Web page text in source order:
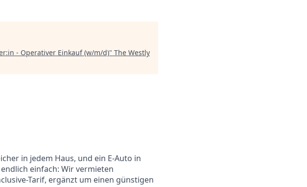
- Operativer Einkauf (w/m/d)" The Westly
in jedem Haus, und ein E-Auto in
einfach: Wir vermieten
Tarif, ergänzt um einen günstigen